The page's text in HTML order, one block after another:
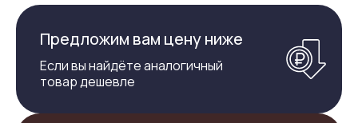
Предложим вам цену ниже
Если вы найдёте аналогичный
товар дешевле